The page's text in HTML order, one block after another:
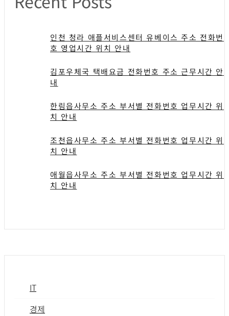
인천 청라 애플서비스센터 유베이스 주소 전화번
호 영업시간 위치 안내
김포우체국 택배요금 전화번호 주소 근무시간 안
내
한림읍사무소 주소 부서별 전화번호 업무시간 위
치 안내
조천읍사무소 주소 부서별 전화번호 업무시간 위
치 안내
애월읍사무소 주소 부서별 전화번호 업무시간 위
치 안내
IT
경제